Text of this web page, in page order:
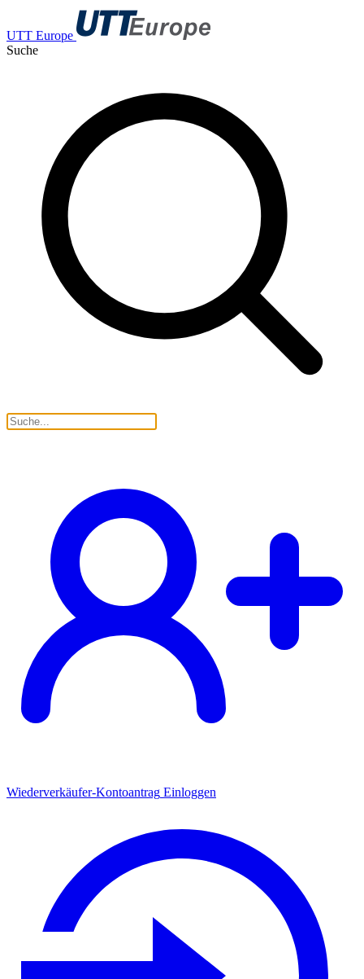
UTT Europe
Suche
Wiederverkäufer-Kontoantrag Einloggen